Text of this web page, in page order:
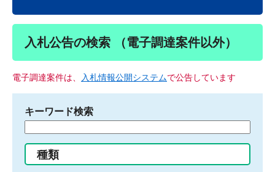
入札公告の検索 （電子調達案件以外）
電子調達案件は、 入札情報公開システムで公告しています
キーワード検索
る
種類